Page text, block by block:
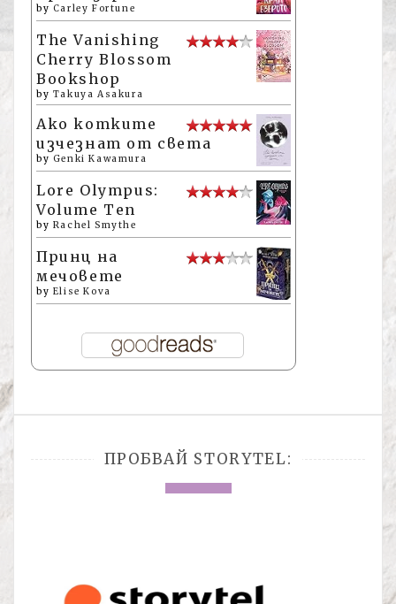
by Carley Fortune
The Vanishing
Cherry Blossom
Bookshop
by Takuya Asakura
Ако котките
изчезнат от света
by Genki Kawamura
Lore Olympus:
Volume Ten
by Rachel Smythe
Принц на
мечовете
by Elise Kova
ПРОБВАЙ STORYTEL: